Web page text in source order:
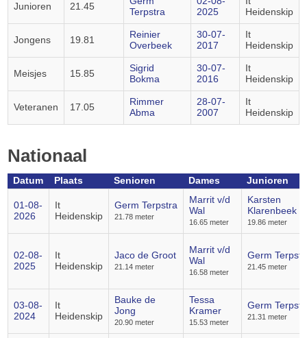
Junioren 21.45
Terpstra
2025
Heidenskip
Jongens 19.81
Reinier
Overbeek
30-07-
2017
It
Heidenskip
Meisjes 15.85
Sigrid
Bokma
30-07-
2016
It
Heidenskip
Veteranen 17.05
Rimmer
Abma
28-07-
2007
It
Heidenskip
Nationaal
Datum Plaats Senioren Dames Junioren
01-08-
2026
It
Heidenskip
Germ Terpstra
21.78 meter
Marrit v/d
Wal
16.65 meter
Karsten
Klarenbeek
19.86 meter
02-08-
2025
It
Heidenskip
Jaco de Groot
21.14 meter
Marrit v/d
Wal
16.58 meter
Germ
21.45 meter
03-08-
2024
It
Heidenskip
Bauke de
Jong
20.90 meter
Tessa
Kramer
15.53 meter
Germ
21.31 meter